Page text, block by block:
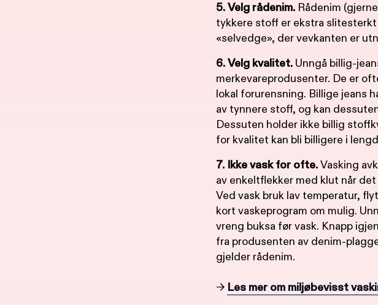
5. Velg rådenim. Rådenim
tykkere stoff er ekstra
«selvedge», der vevkanten er
6. Velg kvalitet. Unngå billig-
merkevareprodusenter. De er
lokal forurensning. Billige jeans
av tynnere stoff, og kan
Dessuten holder ikke billig
for kvalitet kan bli billigere i
7. Ikke vask for ofte.Vasking
av enkeltflekker med klut når
Ved vask bruk lav temperatur,
kort vaskeprogram om mulig.
vreng buksa før vask. Knapp
fra produsenten av denim-
gjelder rådenim.
→ Les mer om miljøbevisst